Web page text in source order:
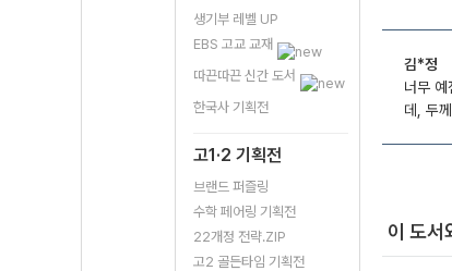
생기부 레벨 UP
EBS 고교 교재
따끈따끈 신간 도서
한국사 기획전
고1·2 기획전
브랜드 퍼즐링
수학 페어링 기획전
22개정 전략.ZIP
고2 골든타임 기획전
김*정
너무
데, 두
이 도서